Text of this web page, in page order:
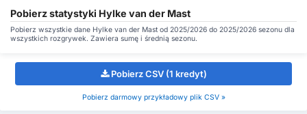
Pobierz statystyki Hylke van der Mast
Pobierz wszystkie dane Hylke van der Mast od 2025/2026 do 2025/2026 sezonu dla
wszystkich rozgrywek. Zawiera sumę i średnią sezonu.
Pobierz CSV (1 kredyt)
Pobierz darmowy przykładowy plik CSV »